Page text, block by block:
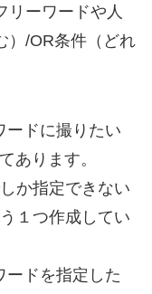
リーワードや人
）/OR条件（どれ
ードに撮りたい
あります。
か指定できない
１つ作成してい
ードを指定した